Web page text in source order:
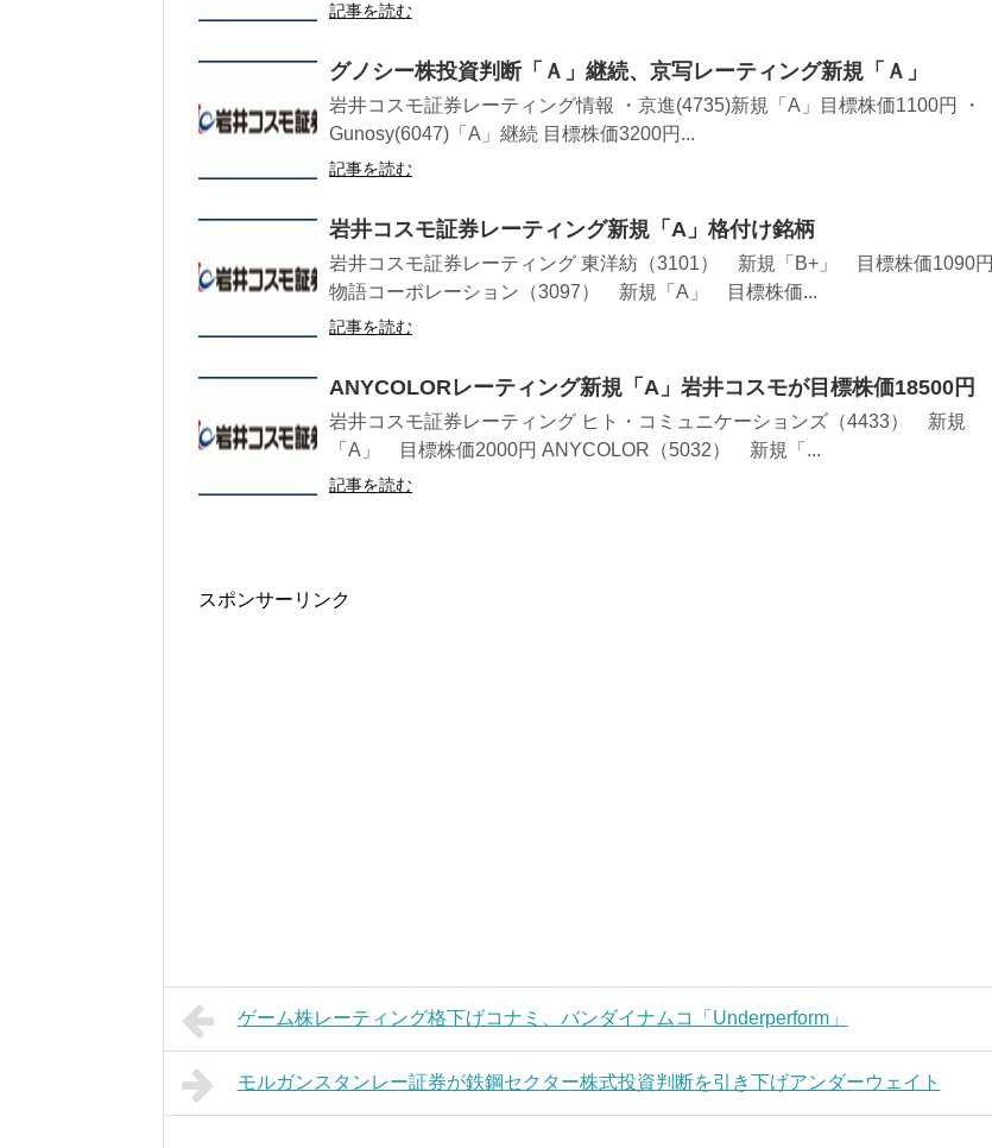
記事を読む
グノシー株投資判断「Ａ」継続、京写レーティング新規「Ａ」
岩井コスモ証券レーティング情報 ・京進(4735)新規「A」目標株価1100円 ・
Gunosy(6047)「A」継続 目標株価3200円...
記事を読む
岩井コスモ証券レーティング新規「A」格付け銘柄
岩井コスモ証券レーティング 東洋紡（3101） 新規「B+」 目標株価1090円
物語コーポレーション（3097） 新規「A」 目標株価...
記事を読む
ANYCOLORレーティング新規「A」岩井コスモが目標株価18500円
岩井コスモ証券レーティング ヒト・コミュニケーションズ（4433） 新規
「A」 目標株価2000円 ANYCOLOR（5032） 新規「...
記事を読む
スポンサーリンク
ゲーム株レーティング格下げコナミ、バンダイナムコ「Underperform」
モルガンスタンレー証券が鉄鋼セクター株式投資判断を引き下げアンダーウェイト